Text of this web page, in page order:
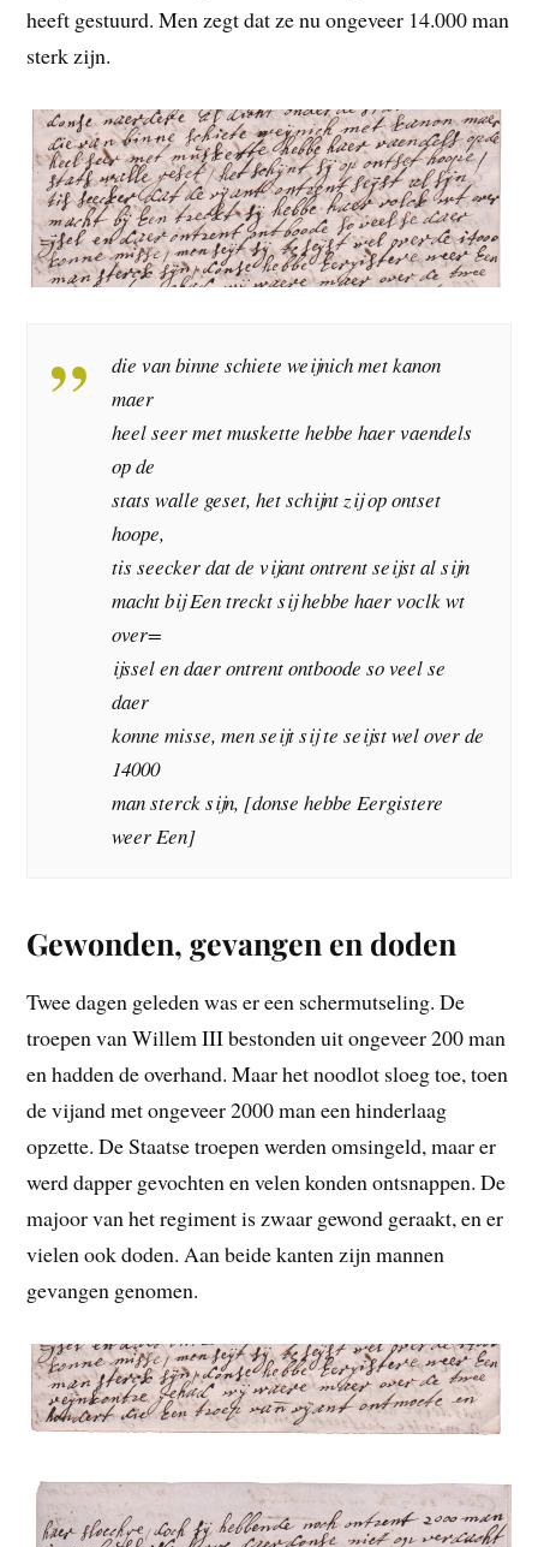
heeft gestuurd. Men zegt dat ze nu ongeveer 14.000 man
sterk zijn.
die van binne schiete weijnich met kanon
maer
heel seer met muskette hebbe haer vaendels
op de
stats walle geset, het schijnt zij op ontset
hoope,
tis seecker dat de vijant ontrent seijst al sijn
macht bij Een treckt sij hebbe haer voclk wt
over=
ijssel en daer ontrent ontboode so veel se
daer
konne misse, men seijt sij te seijst wel over de
14000
man sterck sijn, [donse hebbe Eergistere
weer Een]
Gewonden, gevangen en doden
Twee dagen geleden was er een schermutseling. De
troepen van Willem III bestonden uit ongeveer 200 man
en hadden de overhand. Maar het noodlot sloeg toe, toen
de vijand met ongeveer 2000 man een hinderlaag
opzette. De Staatse troepen werden omsingeld, maar er
werd dapper gevochten en velen konden ontsnappen. De
majoor van het regiment is zwaar gewond geraakt, en er
vielen ook doden. Aan beide kanten zijn mannen
gevangen genomen.